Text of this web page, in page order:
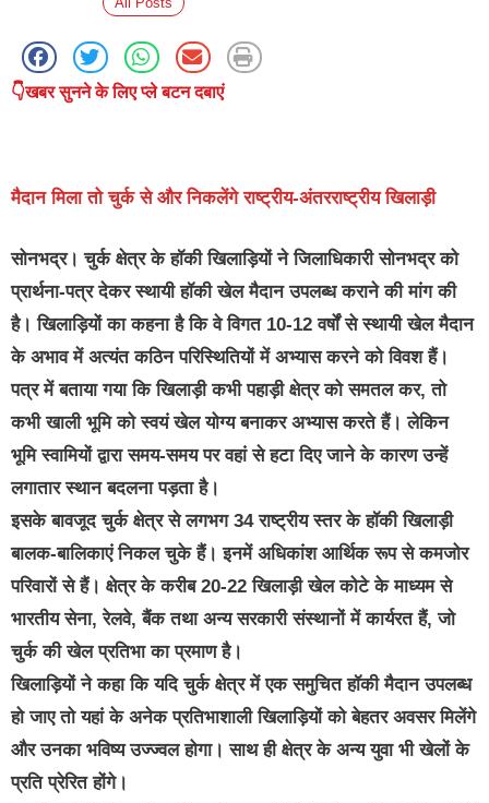
👇खबर सुनने के लिए प्ले बटन दबाएं
मैदान मिला तो चुर्क से और निकलेंगे राष्ट्रीय-अंतरराष्ट्रीय खिलाड़ी
सोनभद्र। चुर्क क्षेत्र के हॉकी खिलाड़ियों ने जिलाधिकारी सोनभद्र को
प्रार्थना-पत्र देकर स्थायी हॉकी खेल मैदान उपलब्ध कराने की मांग की
है। खिलाड़ियों का कहना है कि वे विगत 10-12 वर्षों से स्थायी खेल मैदान
के अभाव में अत्यंत कठिन परिस्थितियों में अभ्यास करने को विवश हैं।
पत्र में बताया गया कि खिलाड़ी कभी पहाड़ी क्षेत्र को समतल कर, तो
कभी खाली भूमि को स्वयं खेल योग्य बनाकर अभ्यास करते हैं। लेकिन
भूमि स्वामियों द्वारा समय-समय पर वहां से हटा दिए जाने के कारण उन्हें
लगातार स्थान बदलना पड़ता है।
इसके बावजूद चुर्क क्षेत्र से लगभग 34 राष्ट्रीय स्तर के हॉकी खिलाड़ी
बालक-बालिकाएं निकल चुके हैं। इनमें अधिकांश आर्थिक रूप से कमजोर
परिवारों से हैं। क्षेत्र के करीब 20-22 खिलाड़ी खेल कोटे के माध्यम से
भारतीय सेना, रेलवे, बैंक तथा अन्य सरकारी संस्थानों में कार्यरत हैं, जो
चुर्क की खेल प्रतिभा का प्रमाण है।
खिलाड़ियों ने कहा कि यदि चुर्क क्षेत्र में एक समुचित हॉकी मैदान उपलब्ध
हो जाए तो यहां के अनेक प्रतिभाशाली खिलाड़ियों को बेहतर अवसर मिलेंगे
और उनका भविष्य उज्ज्वल होगा। साथ ही क्षेत्र के अन्य युवा भी खेलों के
प्रति प्रेरित होंगे।